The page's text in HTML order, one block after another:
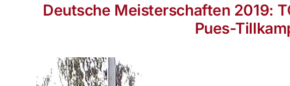
Deutsche Meisterschaften 2019:
Pues-